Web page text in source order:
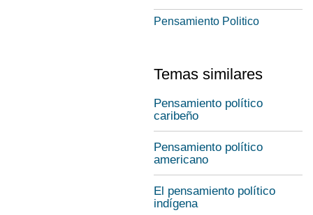
Pensamiento Politico
Temas similares
Pensamiento político
caribeño
Pensamiento político
americano
El pensamiento político
indígena